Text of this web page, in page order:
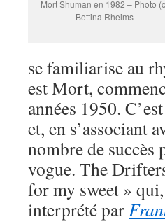
Mort Shuman en 1982 – Photo
Bettina Rheims
se familiarise au
est Mort,
années 1950.
et, en s’associant
nombre de succès
vogue. The
for my sweet »
interprété par